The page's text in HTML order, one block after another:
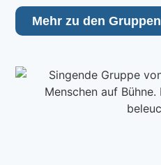
Mehr zu den Gruppen